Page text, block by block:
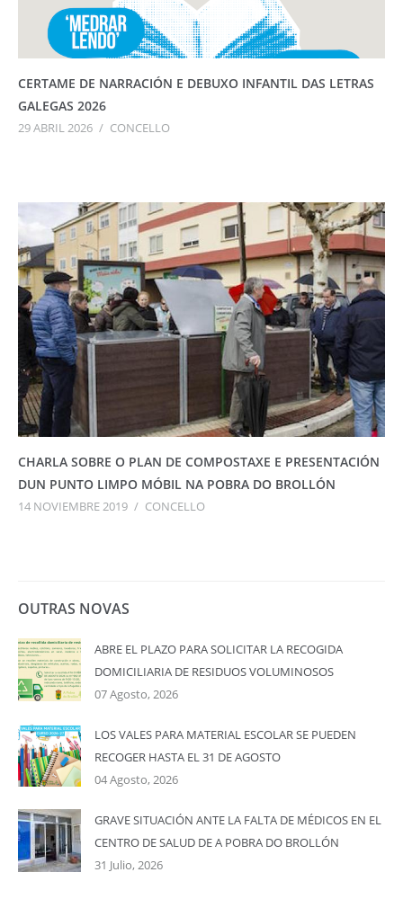
CERTAME DE NARRACIÓN E DEBUXO INFANTIL DAS LETRAS
GALEGAS 2026
29 ABRIL 2026 / CONCELLO
CHARLA SOBRE O PLAN DE COMPOSTAXE E PRESENTACIÓN
DUN PUNTO LIMPO MÓBIL NA POBRA DO BROLLÓN
14 NOVIEMBRE 2019 / CONCELLO
OUTRAS NOVAS
ABRE EL PLAZO PARA SOLICITAR LA RECOGIDA
DOMICILIARIA DE RESIDUOS VOLUMINOSOS
07 Agosto, 2026
LOS VALES PARA MATERIAL ESCOLAR SE PUEDEN
RECOGER HASTA EL 31 DE AGOSTO
04 Agosto, 2026
GRAVE SITUACIÓN ANTE LA FALTA DE MÉDICOS EN EL
CENTRO DE SALUD DE A POBRA DO BROLLÓN
31 Julio, 2026